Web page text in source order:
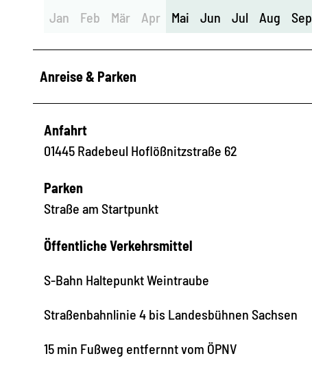
Jan Feb Mär Apr Mai Jun Jul Aug Sep
Anreise & Parken
Anfahrt
01445 Radebeul Hoflößnitzstraße 62
Parken
Straße am Startpunkt
Öffentliche Verkehrsmittel
S-Bahn Haltepunkt Weintraube
Straßenbahnlinie 4 bis Landesbühnen Sachsen
15 min Fußweg entfernnt vom ÖPNV